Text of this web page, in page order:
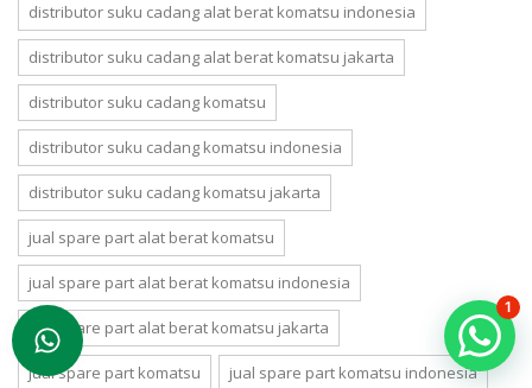
distributor suku cadang alat berat komatsu indonesia
distributor suku cadang alat berat komatsu jakarta
distributor suku cadang komatsu
distributor suku cadang komatsu indonesia
distributor suku cadang komatsu jakarta
jual spare part alat berat komatsu
jual spare part alat berat komatsu indonesia
jual spare part alat berat komatsu jakarta
jual spare part komatsu jual spare part komatsu indonesia
1